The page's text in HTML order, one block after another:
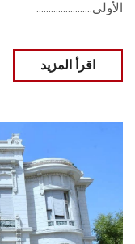
الأولى.......................
اقرأ المزيد